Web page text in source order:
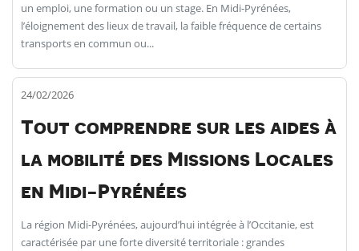
un emploi, une formation ou un stage. En Midi-Pyrénées,
l’éloignement des lieux de travail, la faible fréquence de certains
transports en commun ou...
24/02/2026
Tout comprendre sur les aides à
la mobilité des Missions Locales
en Midi-Pyrénées
La région Midi-Pyrénées, aujourd’hui intégrée à l’Occitanie, est
caractérisée par une forte diversité territoriale : grandes